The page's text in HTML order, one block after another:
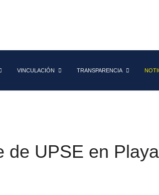
VINCULACIÓN TRANSPARENCIA
UPSE en